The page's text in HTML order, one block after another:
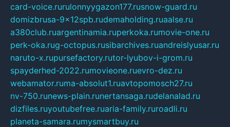
card-voice.rurulonnyygazon177.rusnow-guard.ru
domizbrusa-9x12spb.rudemaholding.ruaalse.ru
a380club.ruargentinamia.ruperkoka.rumovie-one.ru
perk-oka.rug-octopus.rusibarchives.ruandreislyusar.ru
naruto-x.rupursefactory.rutor-lyubov-i-grom.ru
spayderhed-2022.rumovieone.ruevro-dez.ru
webamator.ruma-absolut1.ruavtopomosch27.ru
nv-750.runews-plain.runertansaga.rudelanalad.ru
dizfiles.ruyoutubefree.ruaria-family.ruroadli.ru
planeta-samara.rumysmartbuy.ru